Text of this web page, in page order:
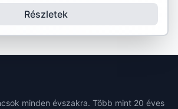
Részletek
minden évszakra. Több mint 20 éves